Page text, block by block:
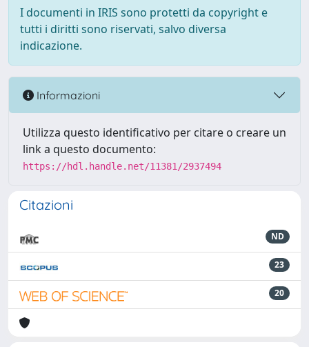
I documenti in IRIS sono protetti da copyright e
tutti i diritti sono riservati, salvo diversa
indicazione.
Informazioni
Utilizza questo identificativo per citare o creare un
link a questo documento:
https://hdl.handle.net/11381/2937494
Citazioni
ND
23
20